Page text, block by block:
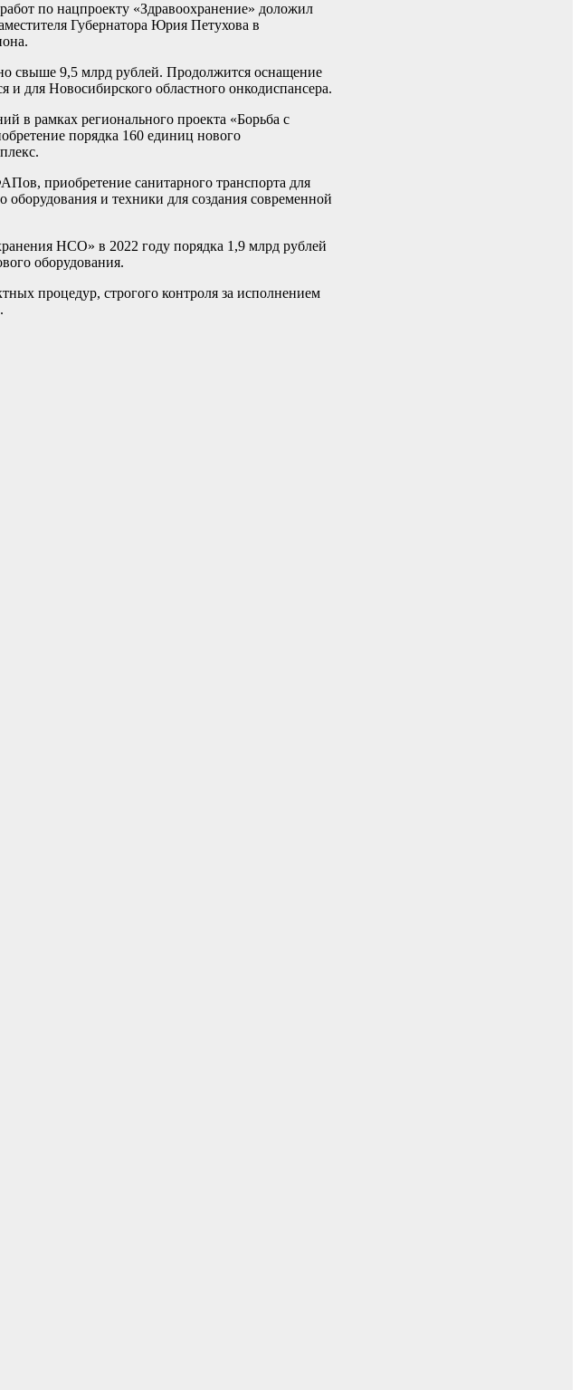
по нацпроекту «Здравоохранение» доложил
Губернатора Юрия Петухова в
свыше 9,5 млрд рублей. Продолжится оснащение
и для Новосибирского областного онкодиспансера.
в рамках регионального проекта «Борьба с
порядка 160 единиц нового
приобретение санитарного транспорта для
и техники для создания современной
НСО» в 2022 году порядка 1,9 млрд рублей
оборудования.
процедур, строгого контроля за исполнением